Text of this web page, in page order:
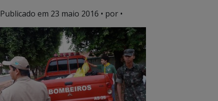
Publicado em 23 maio 2016 • por •